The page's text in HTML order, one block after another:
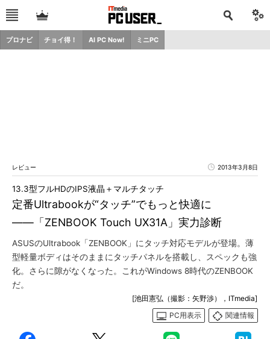
プロナビ チョイ得！ AI PC Now! ミニPC
レビュー 2013年3月8日
定番Ultrabookが“タッチ”でもっと快適に
――「ZENBOOK Touch UX31A」実力診断
13.3型フルHDのIPS液晶＋マルチタッチ
ASUSのUltrabook「ZENBOOK」にタッチ対応モデルが登場。薄
型軽量ボディはそのままにタッチパネルを搭載し、スペックも強
化。さらに隙がなくなった。これがWindows 8時代のZENBOOK
だ。
[池田憲弘（撮影：矢野渉），ITmedia]
PC用表示
関連情報